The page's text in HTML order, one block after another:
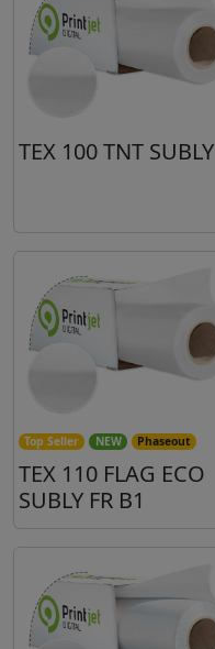
TEX 100 TNT SUBLY
Top Seller NEW Phaseout
TEX 110 FLAG ECO
SUBLY FR B1